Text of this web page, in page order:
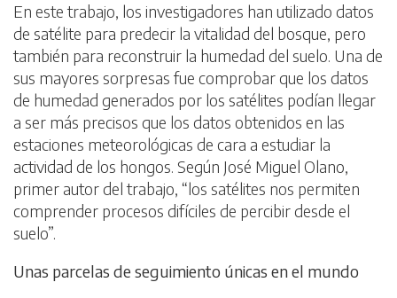
En este trabajo, los investigadores han utilizado datos
de satélite para predecir la vitalidad del bosque, pero
también para reconstruir la humedad del suelo. Una de
sus mayores sorpresas fue comprobar que los datos
de humedad generados por los satélites podían llegar
a ser más precisos que los datos obtenidos en las
estaciones meteorológicas de cara a estudiar la
actividad de los hongos. Según José Miguel Olano,
primer autor del trabajo, “los satélites nos permiten
comprender procesos difíciles de percibir desde el
suelo”.
Unas parcelas de seguimiento únicas en el mundo